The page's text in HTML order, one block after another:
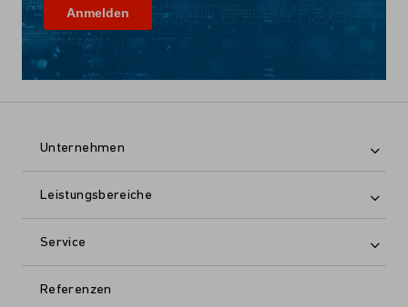
Unternehmen
Leistungsbereiche
Service
Referenzen